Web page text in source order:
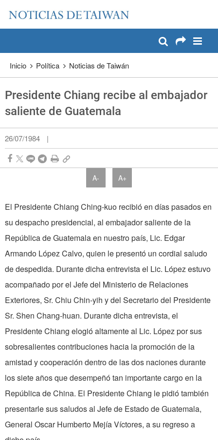
Pase a contenido principal
Inicio Política Noticias de Taiwán
Presidente Chiang recibe al embajador
saliente de Guatemala
26/07/1984 |
A- A+
El Presidente Chiang Ching-kuo recibió en días pasados en
su despacho presidencial, al embajador saliente de la
República de Guatemala en nuestro país, Lic. Edgar
Armando López Calvo, quien le presentó un cordial saludo
de despedida. Durante dicha entrevista el Lic. López estuvo
acompañado por el Jefe del Ministerio de Relaciones
Exteriores, Sr. Chiu Chin-yih y del Secretario del Presidente
Sr. Shen Chang-huan. Durante dicha entrevista, el
Presidente Chiang elogió altamente al Lic. López por sus
sobresalientes contribuciones hacia la promoción de la
amistad y cooperación dentro de las dos naciones durante
los siete años que desempeñó tan importante cargo en la
República de China. El Presidente Chiang le pidió también
presentarle sus saludos al Jefe de Estado de Guatemala,
General Oscar Humberto Mejía Víctores, a su regreso a